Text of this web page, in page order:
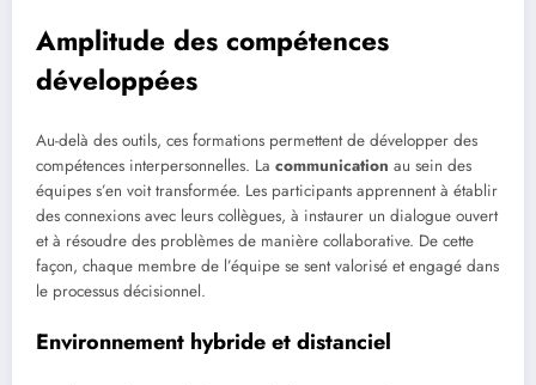
Amplitude des compétences
développées
Au-delà des outils, ces formations permettent de développer des
compétences interpersonnelles. La communication au sein des
équipes s’en voit transformée. Les participants apprennent à établir
des connexions avec leurs collègues, à instaurer un dialogue ouvert
et à résoudre des problèmes de manière collaborative. De cette
façon, chaque membre de l’équipe se sent valorisé et engagé dans
le processus décisionnel.
Environnement hybride et distanciel